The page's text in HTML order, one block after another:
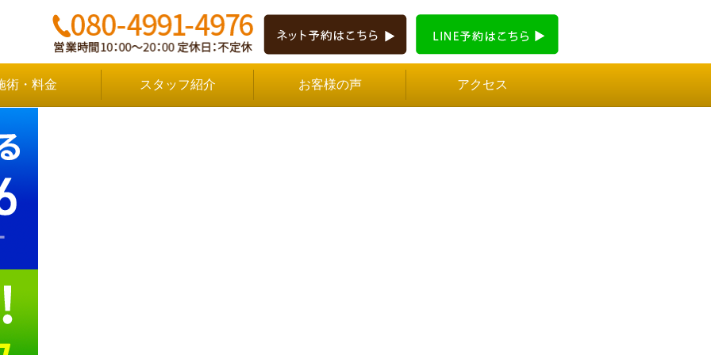
術・料金 スタッフ紹介 お客様の声 アクセス